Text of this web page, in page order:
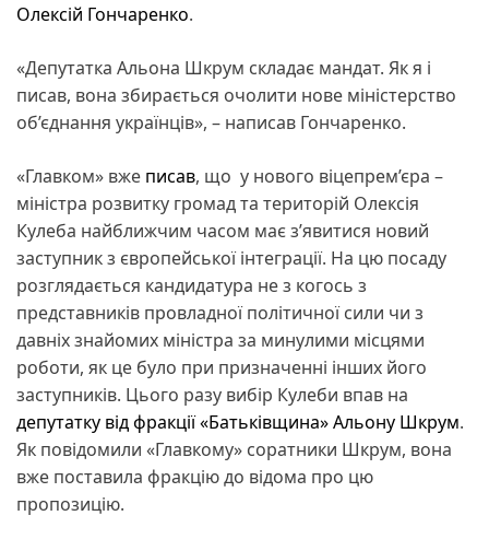
Олексій Гончаренко.
«Депутатка Альона Шкрум складає мандат. Як я і
писав, вона збирається очолити нове міністерство
об’єднання українців», – написав Гончаренко.
«Главком» вже писав, що у нового віцепрем’єра –
міністра розвитку громад та територій Олексія
Кулеба найближчим часом має з’явитися новий
заступник з європейської інтеграції. На цю посаду
розглядається кандидатура не з когось з
представників провладної політичної сили чи з
давніх знайомих міністра за минулими місцями
роботи, як це було при призначенні інших його
заступників. Цього разу вибір Кулеби впав на
депутатку від фракції «Батьківщина» Альону Шкрум.
Як повідомили «Главкому» соратники Шкрум, вона
вже поставила фракцію до відома про цю
пропозицію.